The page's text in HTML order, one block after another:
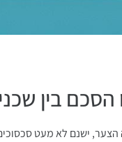
בין
ישנם לא מעט